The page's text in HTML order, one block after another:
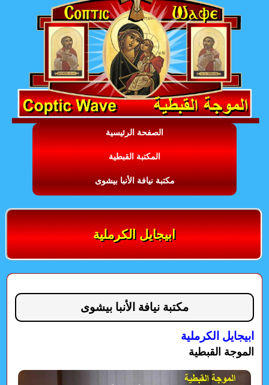
الصفحة الرئيسية
المكتبة القبطية
مكتبة نيافة الأنبا بيشوى
ابيجايل الكرملية
مكتبة نيافة الأنبا بيشوى
ابيجايل الكرملية
الموجة القبطية